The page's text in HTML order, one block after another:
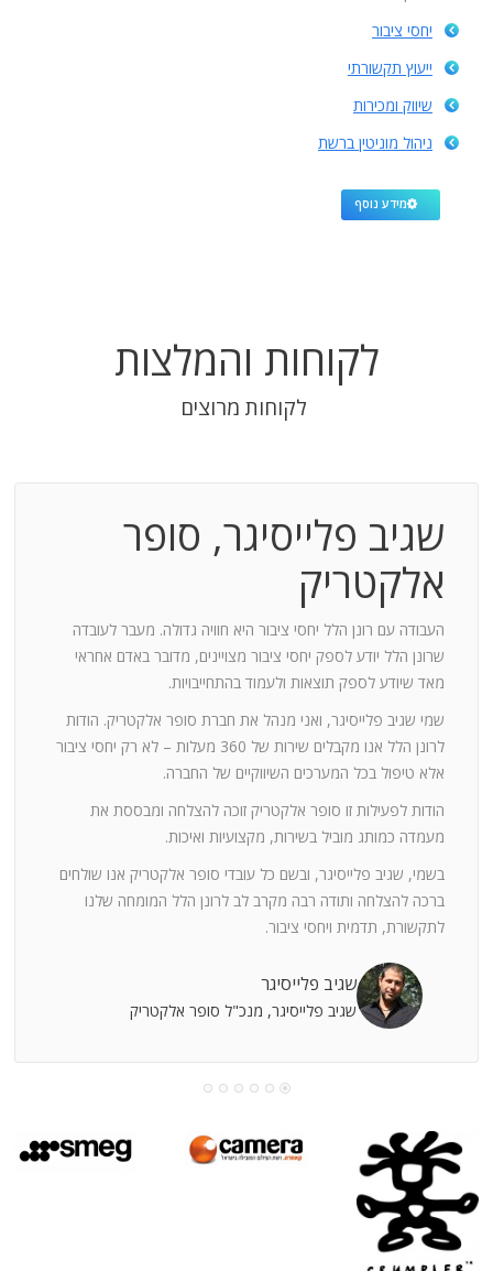
יחסי ציבור
ייעוץ תקשורתי
שיווק ומכירות
ניהול מוניטין ברשת
מידע נוסף
לקוחות והמלצות
לקוחות מרוצים
שגיב פלייסיגר, סופר
אלקטריק
העבודה עם רונן הלל יחסי ציבור היא חוויה גדולה. מעבר לעובדה
שרונן הלל יודע לספק יחסי ציבור מצויינים, מדובר באדם אחראי
מאד שיודע לספק תוצאות ולעמוד בהתחייבויות.
שמי שגיב פלייסיגר, ואני מנהל את חברת סופר אלקטריק. הודות
לרונן הלל אנו מקבלים שירות של 360 מעלות – לא רק יחסי ציבור
אלא טיפול בכל המערכים השיווקיים של החברה.
הודות לפעילות זו סופר אלקטריק זוכה להצלחה ומבססת את
מעמדה כמותג מוביל בשירות, מקצועיות ואיכות.
בשמי, שגיב פלייסיגר, ובשם כל עובדי סופר אלקטריק אנו שולחים
ברכה להצלחה ותודה רבה מקרב לב לרונן הלל המומחה שלנו
לתקשורת, תדמית ויחסי ציבור.
שגיב פלייסיגר
שגיב פלייסיגר, מנכ"ל סופר אלקטריק